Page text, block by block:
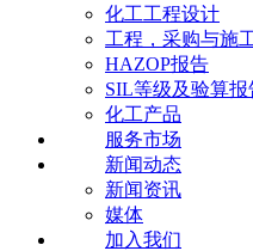
化工工程设计
工程，采购与施
HAZOP报告
SIL等级及验算报
化工产品
服务市场
新闻动态
新闻资讯
媒体
加入我们